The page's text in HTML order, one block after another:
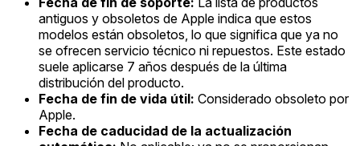
antiguos y obsoletos de Apple indica que estos
modelos están obsoletos, lo que significa que ya no
se ofrecen servicio técnico ni repuestos. Este estado
suele aplicarse 7 años después de la última
distribución del producto.
Fecha de fin de vida útil: Considerado obsoleto por
Apple.
Fecha de caducidad de la actualización